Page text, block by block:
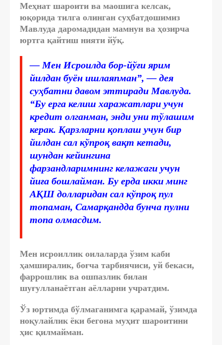
Меҳнат шароити ва маошига келсак,
юқорида тилга олинган суҳбатдошимиз
Мавлуда даромадидан мамнун ва ҳозирча
юртга қайтиш нияти йўқ.
— Мен Исроилда бор-йўғи ярим
йилдан буён ишлаяпман”, — дея
суҳбатни давом эттиради Мавлуда.
“Бу ерга келиш харажатлари учун
кредит олганман, энди уни тўлашим
керак. Қарзларни қоплаш учун бир
йилдан сал кўпроқ вақт кетади,
шундан кейингина
фарзандларимнинг келажаги учун
йиға бошлайман. Бу ерда икки минг
АҚШ долларидан сал кўпроқ пул
топаман, Самарқандда бунча пулни
топа олмасдим.
Мен исроиллик оилаларда ўзим каби
ҳамширалик, боғча тарбиячиси, уй бекаси,
фаррошлик ва ошпазлик билан
шуғулланаётган аёлларни учратдим.
Ўз юртимда бўлмаганимга қарамай, ўзимда
ноқулайлик ёки бегона муҳит шароитини
ҳис қилмайман.